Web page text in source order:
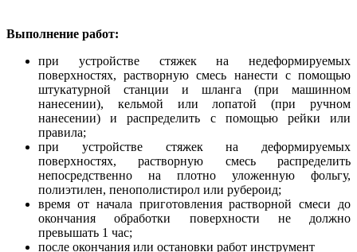
Выполнение работ:
при устройстве стяжек на недеформируемых
поверхностях, растворную смесь нанести с помощью
штукатурной станции и шланга (при машинном
нанесении), кельмой или лопатой (при ручном
нанесении) и распределить с помощью рейки или
правила;
при устройстве стяжек на деформируемых
поверхностях, растворную смесь распределить
непосредственно на плотно уложенную фольгу,
полиэтилен, пенополистирол или рубероид;
время от начала приготовления растворной смеси до
окончания обработки поверхности не должно
превышать 1 час;
после окончания или остановки работ инструмент